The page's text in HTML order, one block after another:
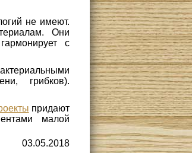
не имеют.
Они
с
грибков).
придают
малой
03.05.2018